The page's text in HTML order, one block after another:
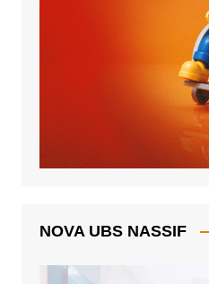
NOVA UBS NASSIF